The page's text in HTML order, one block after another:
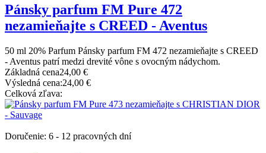
Pánsky parfum FM Pure 472
nezamieňajte s CREED - Aventus
50 ml 20% Parfum Pánsky parfum FM 472 nezamieňajte s CREED
- Aventus patrí medzi drevité vône s ovocným nádychom.
Základná cena24,00 €
Výsledná cena:24,00 €
Celková zľava:
Doručenie: 6 - 12 pracovných dní